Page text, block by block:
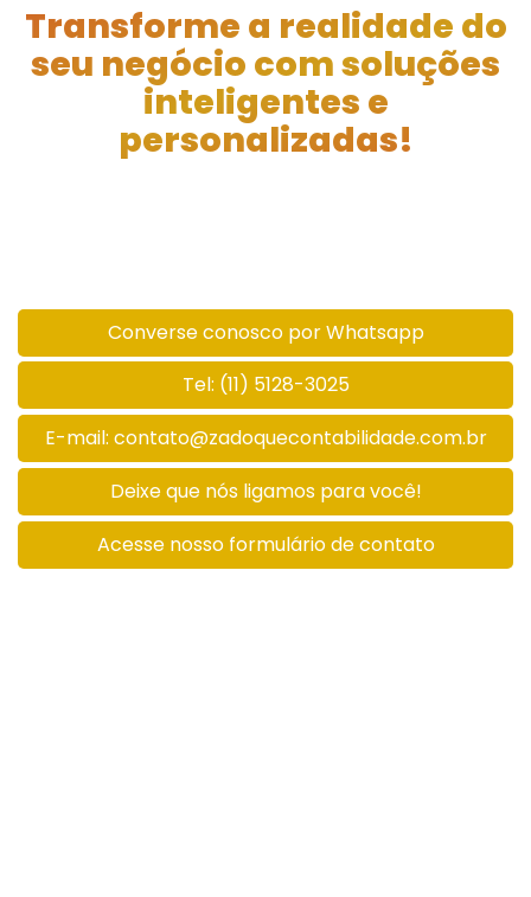
Transforme a realidade do
seu negócio com soluções
inteligentes e
personalizadas!
Converse conosco por Whatsapp
Tel: (11) 5128-3025
E-mail: contato@zadoquecontabilidade.com.br
Deixe que nós ligamos para você!
Acesse nosso formulário de contato